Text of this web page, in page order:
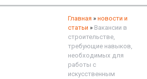
Главная » новости и
статьи » Вакансии в
строительстве,
требующие навыков,
необходимых для
работы с
искусственным